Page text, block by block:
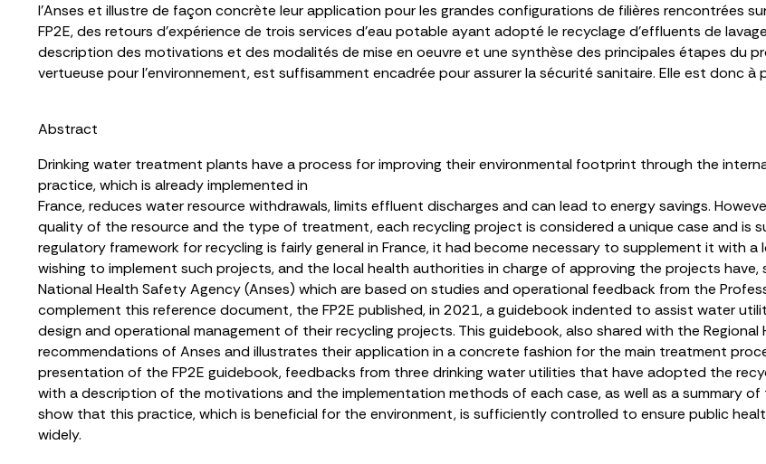
l’Anses et illustre de façon concrète leur application pour les grandes configurations de filières rencontrées
FP2E, des retours d’expérience de trois services d’eau potable ayant adopté le recyclage d’effluents de
description des motivations et des modalités de mise en oeuvre et une synthèse des principales étapes du
vertueuse pour l’environnement, est suffisamment encadrée pour assurer la sécurité sanitaire. Elle est donc à
Abstract
Drinking water treatment plants have a process for improving their environmental footprint through the
practice, which is already implemented in
France, reduces water resource withdrawals, limits effluent discharges and can lead to energy savings.
quality of the resource and the type of treatment, each recycling project is considered a unique case and is
regulatory framework for recycling is fairly general in France, it had become necessary to supplement it with
wishing to implement such projects, and the local health authorities in charge of approving the projects
National Health Safety Agency (Anses) which are based on studies and operational feedback from the
complement this reference document, the FP2E published, in 2021, a guidebook indented to assist water
design and operational management of their recycling projects. This guidebook, also shared with the Regional
recommendations of Anses and illustrates their application in a concrete fashion for the main treatment
presentation of the FP2E guidebook, feedbacks from three drinking water utilities that have adopted the
with a description of the motivations and the implementation methods of each case, as well as a summary
show that this practice, which is beneficial for the environment, is sufficiently controlled to ensure public
widely.